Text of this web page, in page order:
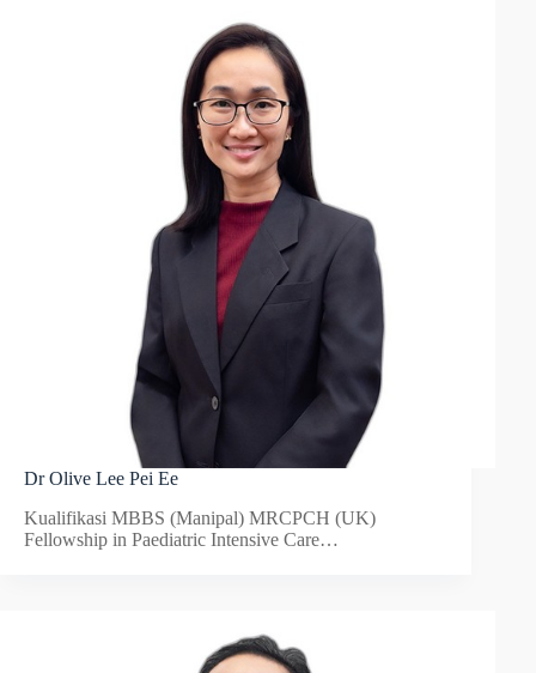
Dr Olive Lee Pei Ee
Kualifikasi MBBS (Manipal) MRCPCH (UK)
Fellowship in Paediatric Intensive Care…